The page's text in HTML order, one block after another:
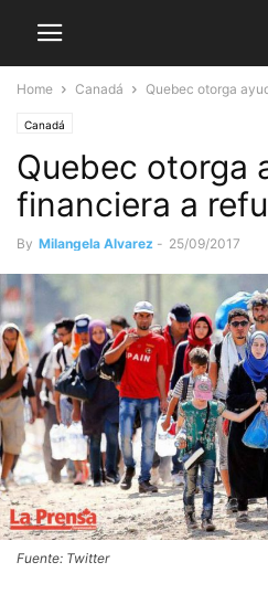
Home Canadá Quebec otorga
Canadá
Quebec otorga
financiera a
By Milangela Alvarez - 25/09/2017
Fuente: Twitter